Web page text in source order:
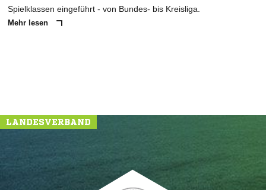
Spielklassen eingeführt - von Bundes- bis Kreisliga.
Mehr lesen
LANDESVERBAND